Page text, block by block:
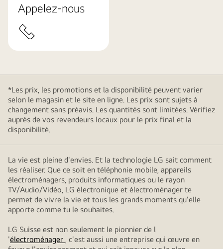
Appelez-nous
*Les prix, les promotions et la disponibilité peuvent varier
selon le magasin et le site en ligne. Les prix sont sujets à
changement sans préavis. Les quantités sont limitées. Vérifiez
auprès de vos revendeurs locaux pour le prix final et la
disponibilité.
La vie est pleine d'envies. Et la technologie LG sait comment
les réaliser. Que ce soit en téléphonie mobile, appareils
électroménagers, produits informatiques ou le rayon
TV/Audio/Vidéo, LG électronique et électroménager te
permet de vivre la vie et tous les grands moments qu'elle
apporte comme tu le souhaites.
LG Suisse est non seulement le pionnier de l
'électroménager , c'est aussi une entreprise qui œuvre en